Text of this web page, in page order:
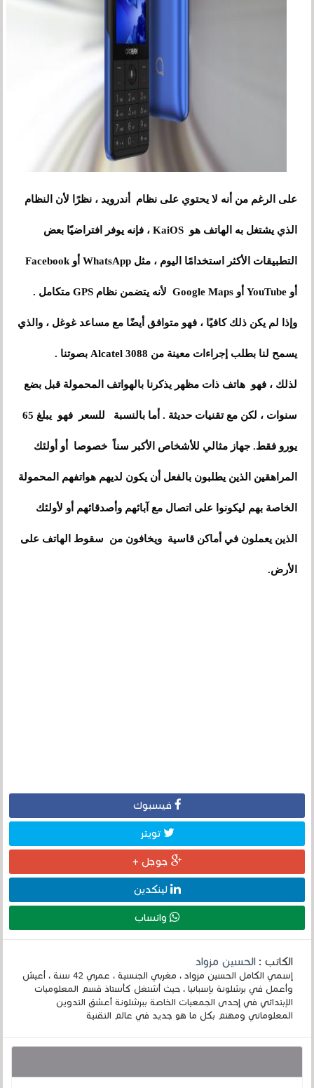
على الرغم من أنه لا يحتوي على نظام أندرويد ، نظرًا لأن النظام
الذي يشتغل به الهاتف هو KaiOS ، فإنه يوفر افتراضيًا بعض
التطبيقات الأكثر استخدامًا اليوم ، مثل WhatsApp أو Facebook
أو YouTube أو Google Maps لأنه يتضمن نظام GPS متكامل .
وإذا لم يكن ذلك كافيًا ، فهو متوافق أيضًا مع مساعد غوغل ، والذي
يسمح لنا بطلب إجراءات معينة من Alcatel 3088 بصوتنا .
لذلك ، فهو هاتف ذات مظهر يذكرنا بالهواتف المحمولة قبل بضع
سنوات ، لكن مع تقنيات حديثة . أما بالنسبة للسعر فهو يبلغ 65
يورو فقط. جهاز مثالي للأشخاص الأكبر سناً خصوصا أو أولئك
المراهقين الذين يطلبون بالفعل أن يكون لديهم هواتفهم المحمولة
الخاصة بهم ليكونوا على اتصال مع آبائهم وأصدقائهم أو لأولئك
الذين يعملون في أماكن قاسية ويخافون من سقوط الهاتف على
الأرض.
فيسبوك
تويتر
جوجل +
لينكدين
واتساب
الكاتب :الحسين مزواد
إسمي الكامل الحسين مزواد ، مغربي الجنسية ، عمري 42 سنة ، أعيش
وأعمل في برشلونة بإسبانيا ، حيث أشتغل كأستاذ قسم المعلوميات
الإبتدائي في إحدى الجمعيات الخاصة ببرشلونة أعشق التدوين
المعلوماتي ومهتم بكل ما هو جديد في عالم التقنية